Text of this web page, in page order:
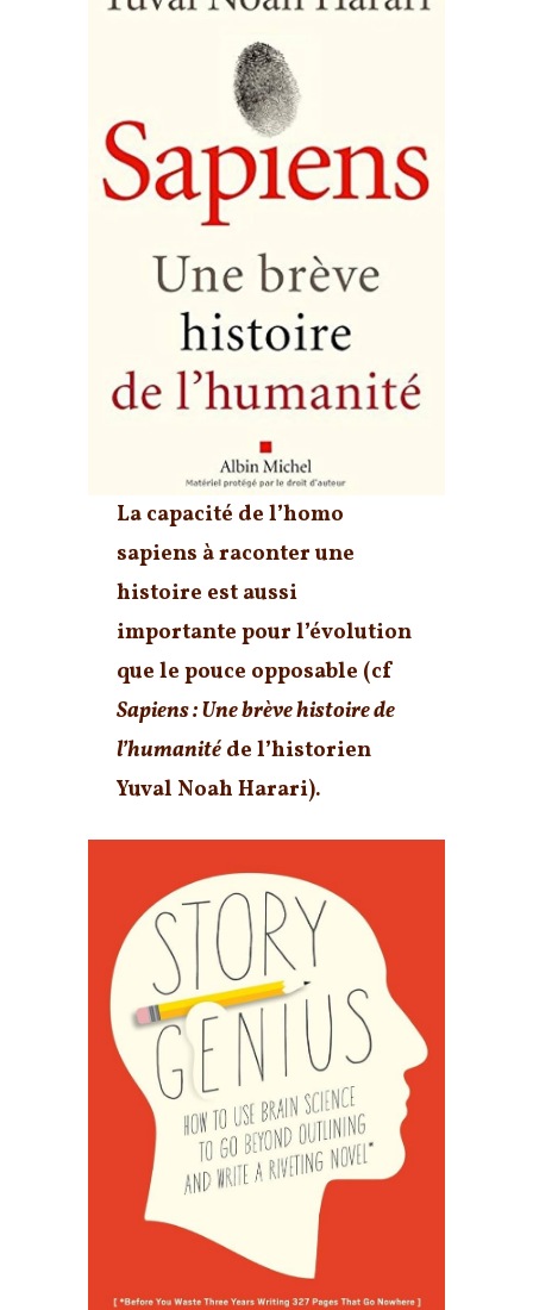
La capacité de l’homo
sapiens à raconter une
histoire est aussi
importante pour l’évolution
que le pouce opposable (cf
Sapiens : Une brève histoire de
l’humanité de l’historien
Yuval Noah Harari).